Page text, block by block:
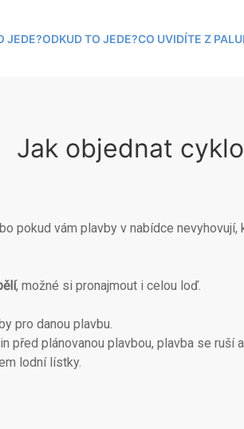
JEDE?ODKUD TO JEDE?CO UVIDÍTE Z
Jak objednat
pokud vám plavby v nabídce nevyhovují,
, možné si pronajmout i celou loď.
pro danou plavbu.
plánovanou plavbou, plavba se ruší
lodní lístky.